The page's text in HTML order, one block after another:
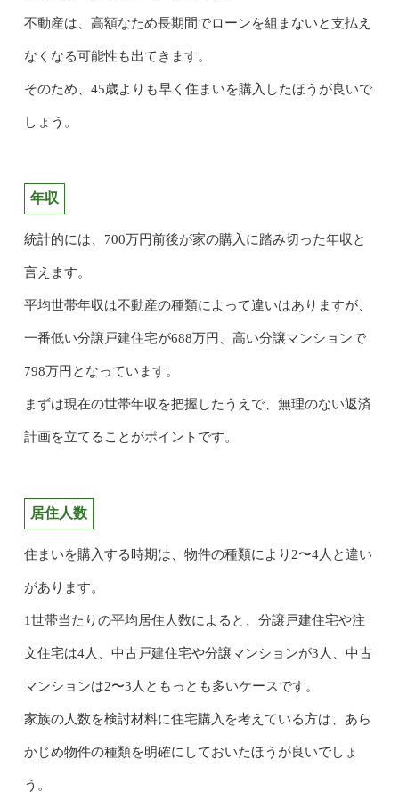
不動産は、高額なため長期間でローンを組まないと支払え
なくなる可能性も出てきます。
そのため、45歳よりも早く住まいを購入したほうが良いで
しょう。
年収
統計的には、700万円前後が家の購入に踏み切った年収と
言えます。
平均世帯年収は不動産の種類によって違いはありますが、
一番低い分譲戸建住宅が688万円、高い分譲マンションで
798万円となっています。
まずは現在の世帯年収を把握したうえで、無理のない返済
計画を立てることがポイントです。
居住人数
住まいを購入する時期は、物件の種類により2〜4人と違い
があります。
1世帯当たりの平均居住人数によると、分譲戸建住宅や注
文住宅は4人、中古戸建住宅や分譲マンションが3人、中古
マンションは2〜3人ともっとも多いケースです。
家族の人数を検討材料に住宅購入を考えている方は、あら
かじめ物件の種類を明確にしておいたほうが良いでしょ
う。